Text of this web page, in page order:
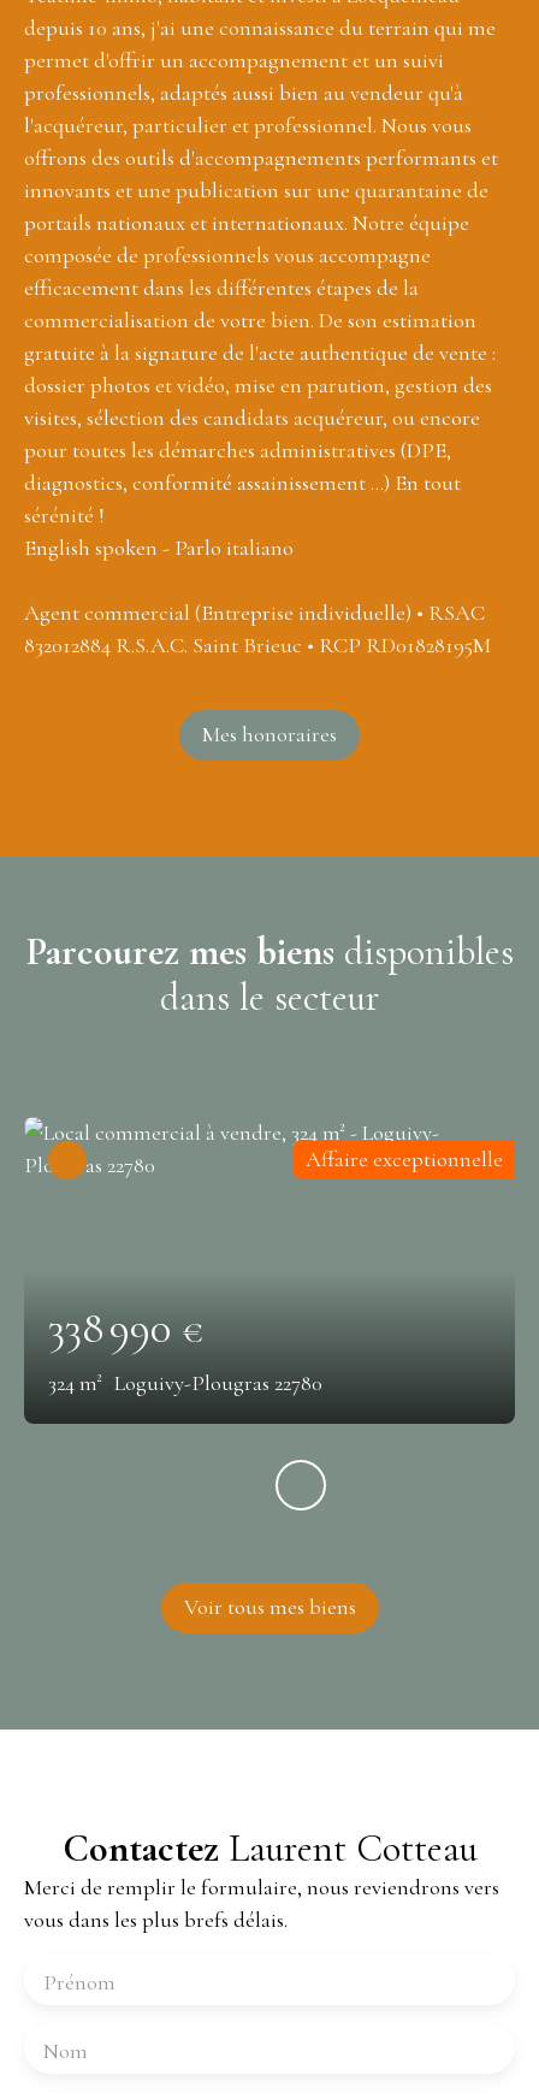
depuis 10 ans, j'ai une connaissance du terrain qui me
permet d'offrir un accompagnement et un suivi
professionnels, adaptés aussi bien au vendeur qu'à
l'acquéreur, particulier et professionnel. Nous vous
offrons des outils d'accompagnements performants et
innovants et une publication sur une quarantaine de
portails nationaux et internationaux. Notre équipe
composée de professionnels vous accompagne
efficacement dans les différentes étapes de la
commercialisation de votre bien. De son estimation
gratuite à la signature de l'acte authentique de vente :
dossier photos et vidéo, mise en parution, gestion des
visites, sélection des candidats acquéreur, ou encore
pour toutes les démarches administratives (DPE,
diagnostics, conformité assainissement ...) En tout
sérénité !
English spoken - Parlo italiano
Agent commercial (Entreprise individuelle) • RSAC
832012884 R.S.A.C. Saint Brieuc • RCP RD01828195M
Mes honoraires
Parcourez mes biens disponibles
dans le secteur
338 990 €
324m² Loguivy-Plougras 22780
Affaire exceptionnelle
Voir tous mes biens
Contactez Laurent Cotteau
Merci de remplir le formulaire, nous reviendrons vers
vous dans les plus brefs délais.
Prénom
Nom